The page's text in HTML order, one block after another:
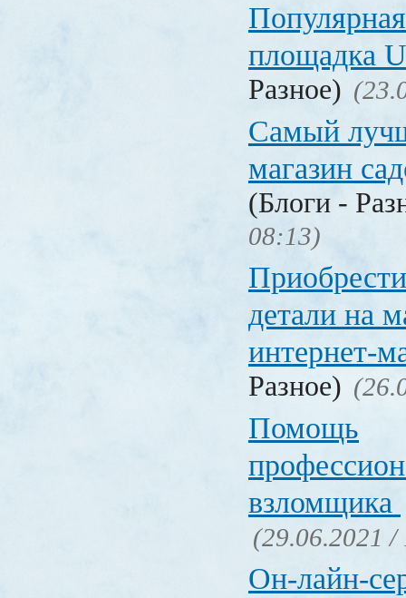
площадка
Разное)
Самый
магазин
(Блоги -
08:13)
детали на
интернет-
Разное)
Помощь
взломщика
(29.06.2021 /
Он-лайн-